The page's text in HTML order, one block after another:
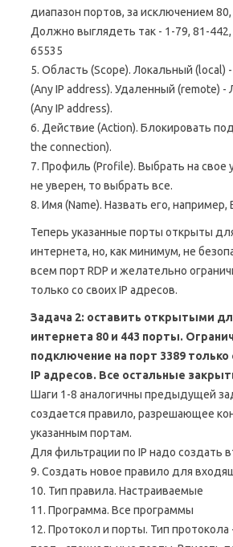
диапазон портов, за исключением 80,
Должно выглядеть так - 1-79, 81-
65535
5. Область (Scope). Локальный (local)
(Any IP address). Удаленный (remote) -
(Any IP address).
6. Действие (Action). Блокировать
the connection).
7. Профиль (Profile). Выбрать на свое
не уверен, то выбрать все.
8. Имя (Name). Назвать его, например,
Теперь указанные порты открыты
интернета, но, как минимум, не
всем порт RDP и желательно
только со своих IP адресов.
Задача 2: оставить открытыми
интернета 80 и 443 порты.
подключение на порт 3389
IP адресов. Все остальные
Шаги 1-8 аналогичны предыдущей
создается правило, разрешающее
указанным портам.
Для фильтрации по IP надо создать
9. Создать новое правило для
10. Тип правила. Настраиваемые
11. Программа. Все программы
12. Протокол и порты. Тип протокола